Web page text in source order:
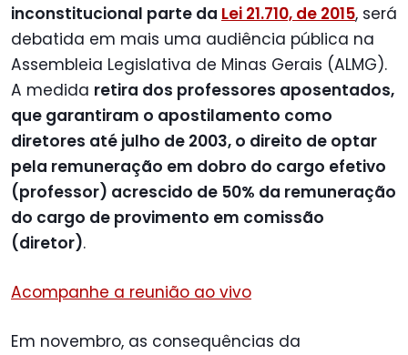
inconstitucional parte da Lei 21.710, de 2015, será
debatida em mais uma audiência pública na
Assembleia Legislativa de Minas Gerais (ALMG).
A medida retira dos professores aposentados,
que garantiram o apostilamento como
diretores até julho de 2003, o direito de optar
pela remuneração em dobro do cargo efetivo
(professor) acrescido de 50% da remuneração
do cargo de provimento em comissão
(diretor).
Acompanhe a reunião ao vivo
Em novembro, as consequências da